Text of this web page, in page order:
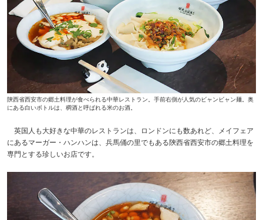
陝西省西安市の郷土料理が食べられる中華レストラン。手前右側が人気のビャンビャン麺。奥
にある白いボトルは、稠酒と呼ばれる米のお酒。
英国人も大好きな中華のレストランは、ロンドンにも数あれど、メイフェア
にあるマーガー・ハンハンは、兵馬俑の里でもある陝西省西安市の郷土料理を
専門とする珍しいお店です。